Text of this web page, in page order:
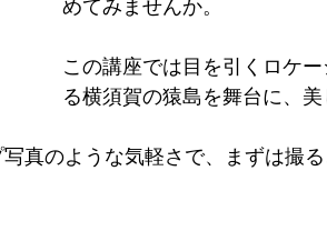
めてみませんか。
この講座では目を引くロケ
る横須賀の猿島を舞台に、
真のような気軽さで、まずは撮